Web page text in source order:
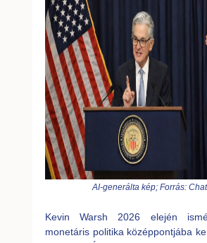
AI-generálta kép; Forrás:
Kevin Warsh 2026 elején
monetáris politika középpontjába